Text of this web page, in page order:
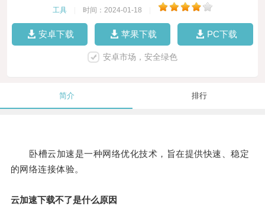
工具 时间：2024-01-18
安卓下载 苹果下载 PC下载
安卓市场，安全绿色
简介 排行
卧槽云加速是一种网络优化技术，旨在提供快速、稳定
的网络连接体验。
云加速下载不了是什么原因